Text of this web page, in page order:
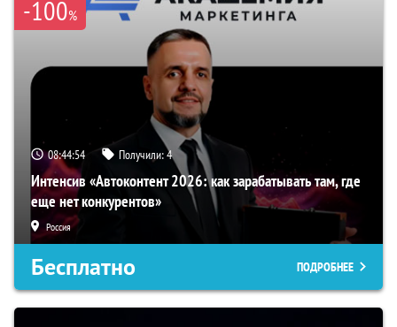
-100%
08:44:53 Получили:4
Интенсив «Автоконтент 2026: как зарабатывать там, где
еще нет конкурентов»
Россия
Бесплатно ПОДРОБНЕЕ